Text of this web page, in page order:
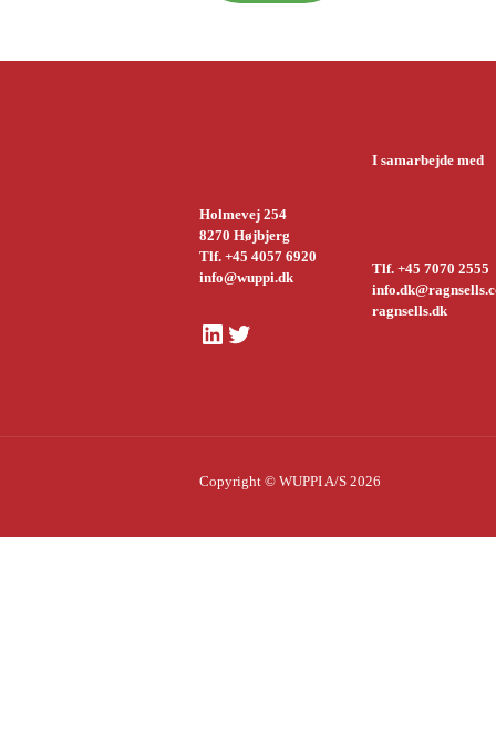
Holmevej 254
8270 Højbjerg
Tlf. +45 4057 6920
info@wuppi.dk
LinkedIn
Twitter
I samarbejde med
Tlf. +45 7070 2555
ragnsells.dk
Copyright © WUPPI A/S 2026